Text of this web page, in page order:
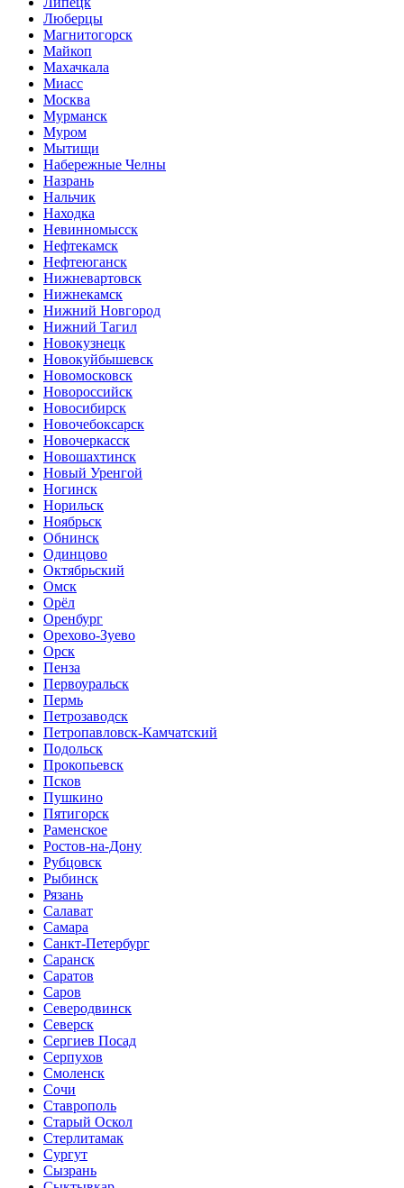
Люберцы
Магнитогорск
Майкоп
Махачкала
Миасс
Москва
Мурманск
Муром
Мытищи
Набережные Челны
Назрань
Нальчик
Находка
Невинномысск
Нефтекамск
Нефтеюганск
Нижневартовск
Нижнекамск
Нижний Новгород
Нижний Тагил
Новокузнецк
Новокуйбышевск
Новомосковск
Новороссийск
Новосибирск
Новочебоксарск
Новочеркасск
Новошахтинск
Новый Уренгой
Ногинск
Норильск
Ноябрьск
Обнинск
Одинцово
Октябрьский
Омск
Орёл
Оренбург
Орехово-Зуево
Орск
Пенза
Первоуральск
Пермь
Петрозаводск
Петропавловск-Камчатский
Подольск
Прокопьевск
Псков
Пушкино
Пятигорск
Раменское
Ростов-на-Дону
Рубцовск
Рыбинск
Рязань
Салават
Самара
Санкт-Петербург
Саранск
Саратов
Саров
Северодвинск
Северск
Сергиев Посад
Серпухов
Смоленск
Сочи
Ставрополь
Старый Оскол
Стерлитамак
Сургут
Сызрань